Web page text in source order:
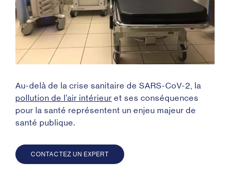
Au-delà de la crise sanitaire de SARS-CoV-2, la
pollution de l’air intérieur et ses conséquences
pour la santé représentent un enjeu majeur de
santé publique.
CONTACTEZ UN EXPERT